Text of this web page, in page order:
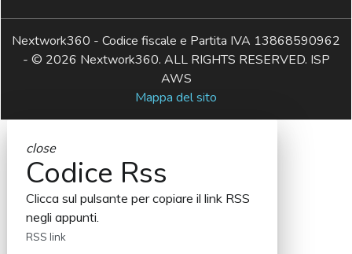
Nextwork360 - Codice fiscale e Partita IVA 13868590962
- © 2026 Nextwork360. ALL RIGHTS RESERVED. ISP
AWS
Mappa del sito
close
Codice Rss
Clicca sul pulsante per copiare il link RSS
negli appunti.
RSS link